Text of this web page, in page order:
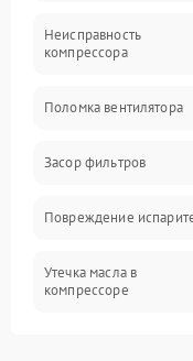
Электропитание
Неисправность
компрессора
Поломка вентилятора
Засор фильтров
Повреждение
Утечка масла в
компрессоре